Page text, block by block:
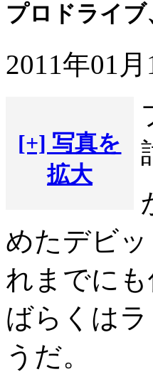
プロドライブ
2011年01月
[+] 写真を
拡大
めたデビ
れまでに
ばらくは
うだ。